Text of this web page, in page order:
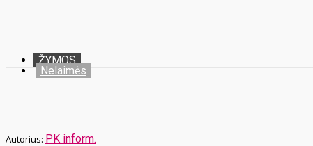
ŽYMOS
Nelaimės
PK inform.